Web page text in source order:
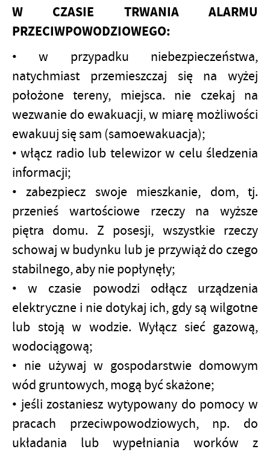
W CZASIE TRWANIA ALARMU
PRZECIWPOWODZIOWEGO:
• w przypadku niebezpieczeństwa,
natychmiast przemieszczaj się na wyżej
położone tereny, miejsca. nie czekaj na
wezwanie do ewakuacji, w miarę możliwości
ewakuuj się sam (samoewakuacja);
• włącz radio lub telewizor w celu śledzenia
informacji;
• zabezpiecz swoje mieszkanie, dom, tj.
przenieś wartościowe rzeczy na wyższe
piętra domu. Z posesji, wszystkie rzeczy
schowaj w budynku lub je przywiąż do czego
stabilnego, aby nie popłynęły;
• w czasie powodzi odłącz urządzenia
elektryczne i nie dotykaj ich, gdy są wilgotne
lub stoją w wodzie. Wyłącz sieć gazową,
wodociągową;
• nie używaj w gospodarstwie domowym
wód gruntowych, mogą być skażone;
• jeśli zostaniesz wytypowany do pomocy w
pracach przeciwpowodziowych, np. do
układania lub wypełniania worków z